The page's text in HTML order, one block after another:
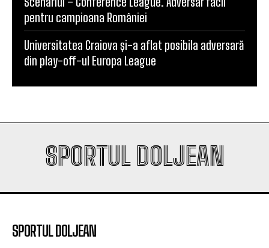
pentru campioana României
Universitatea Craiova și-a aflat posibila adversară
din play-off-ul Europa League
SPORTUL DOLJEAN
SPORTUL DOLJEAN